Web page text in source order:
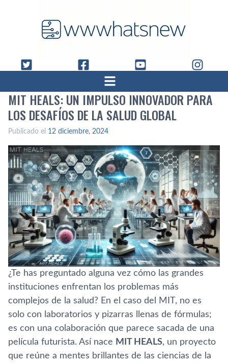
MIT HEALS: UN IMPULSO INNOVADOR PARA
LOS DESAFÍOS DE LA SALUD GLOBAL
Publicado el 12 diciembre, 2024
¿Te has preguntado alguna vez cómo las grandes
instituciones enfrentan los problemas más
complejos de la salud? En el caso del MIT, no es
solo con laboratorios y pizarras llenas de fórmulas;
es con una colaboración que parece sacada de una
película futurista. Así nace MIT HEALS, un proyecto
que reúne a mentes brillantes de las ciencias de la